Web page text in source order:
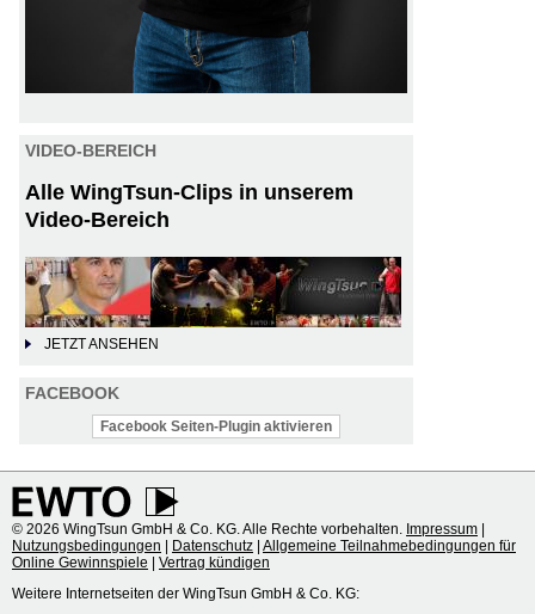
VIDEO-BEREICH
Alle WingTsun-Clips in unserem
Video-Bereich
JETZT ANSEHEN
FACEBOOK
Facebook Seiten-Plugin aktivieren
© 2026 WingTsun GmbH & Co. KG. Alle Rechte vorbehalten. Impressum
Nutzungsbedingungen
Datenschutz Allgemeine Teilnahmebedingungen für
Online Gewinnspiele
Vertrag kündigen
Weitere Internetseiten der WingTsun GmbH & Co. KG: